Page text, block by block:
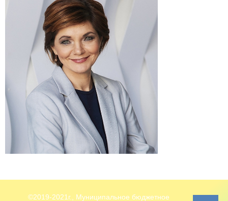
©2019-2021г., Муниципальное бюджетное